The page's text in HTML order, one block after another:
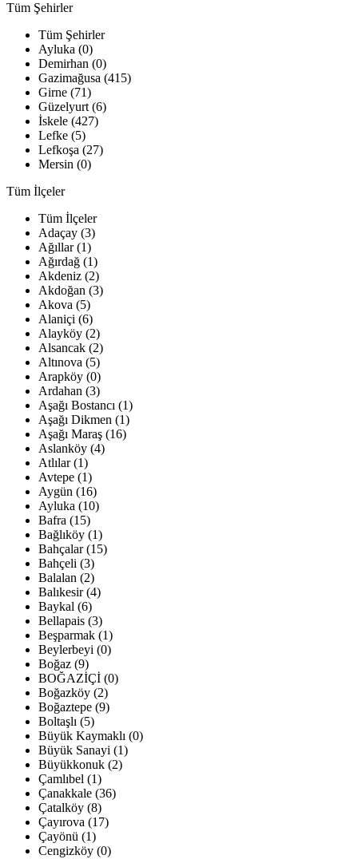
Tüm Şehirler
Tüm Şehirler
Ayluka (0)
Demirhan (0)
Gazimağusa (415)
Girne (71)
Güzelyurt (6)
İskele (427)
Lefke (5)
Lefkoşa (27)
Mersin (0)
Tüm İlçeler
Tüm İlçeler
Adaçay (3)
Ağıllar (1)
Ağırdağ (1)
Akdeniz (2)
Akdoğan (3)
Akova (5)
Alaniçi (6)
Alayköy (2)
Alsancak (2)
Altınova (5)
Arapköy (0)
Ardahan (3)
Aşağı Bostancı (1)
Aşağı Dikmen (1)
Aşağı Maraş (16)
Aslanköy (4)
Atlılar (1)
Avtepe (1)
Aygün (16)
Ayluka (10)
Bafra (15)
Bağlıköy (1)
Bahçalar (15)
Bahçeli (3)
Balalan (2)
Balıkesir (4)
Baykal (6)
Bellapais (3)
Beşparmak (1)
Beylerbeyi (0)
Boğaz (9)
BOĞAZİÇİ (0)
Boğazköy (2)
Boğaztepe (9)
Boltaşlı (5)
Büyük Kaymaklı (0)
Büyük Sanayi (1)
Büyükkonuk (2)
Çamlıbel (1)
Çanakkale (36)
Çatalköy (8)
Çayırova (17)
Çayönü (1)
Cengizköy (0)